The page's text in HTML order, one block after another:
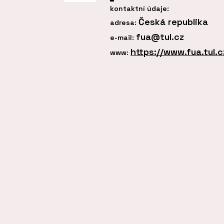
kontaktní údaje:
adresa: Česká republika
e-mail: fua@tul.cz
www: https://